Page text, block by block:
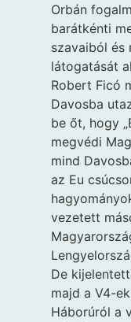
Orbán
barátkénti
szavaiból és
látogatását
Robert Ficó
Davosba
be őt, hogy
megvédi
mind
az Eu
vezetett
De
majd a V4-
Háborúról a